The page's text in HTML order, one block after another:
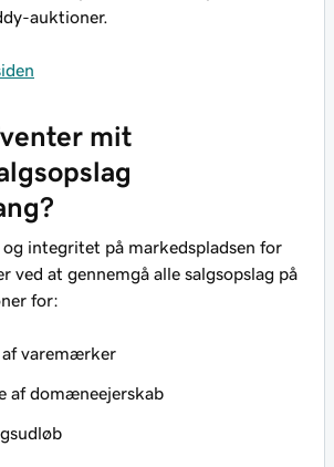
auktioner.
mit
integritet på markedspladsen for
ved at gennemgå alle salgsopslag på
for:
varemærker
af domæneejerskab